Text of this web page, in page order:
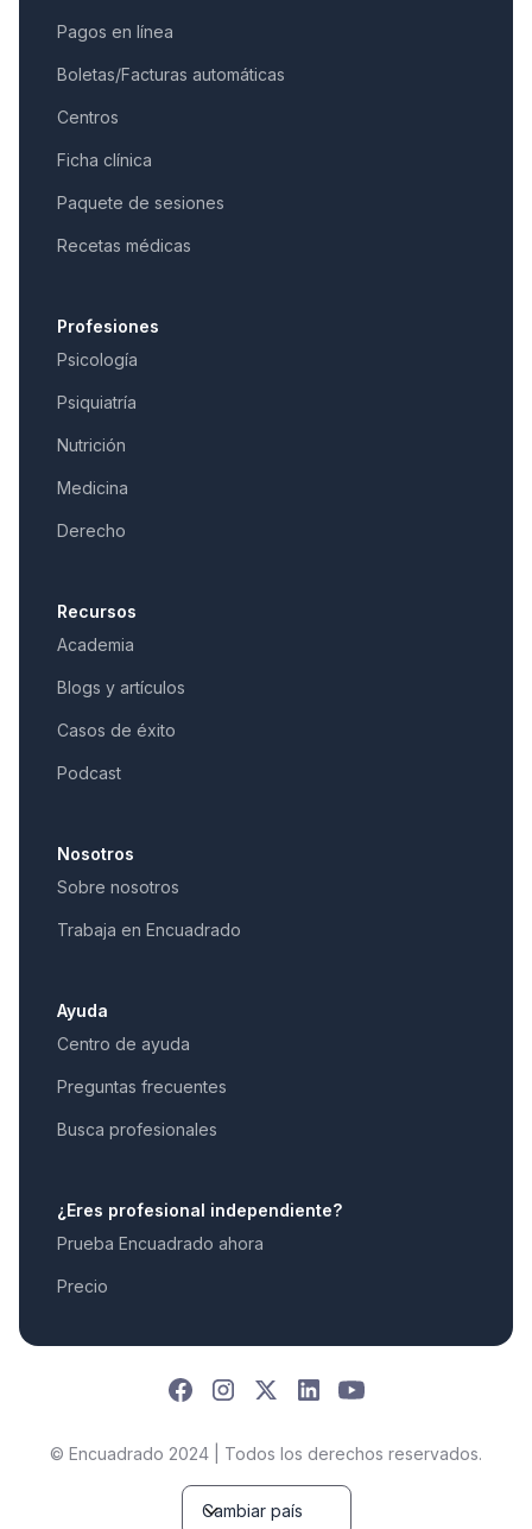
Pagos en línea
Boletas/Facturas automáticas
Centros
Ficha clínica
Paquete de sesiones
Recetas médicas
Profesiones
Psicología
Psiquiatría
Nutrición
Medicina
Derecho
Recursos
Academia
Blogs y artículos
Casos de éxito
Podcast
Nosotros
Sobre nosotros
Trabaja en Encuadrado
Ayuda
Centro de ayuda
Preguntas frecuentes
Busca profesionales
¿Eres profesional independiente?
Prueba Encuadrado ahora
Precio
Cambiar país
© Encuadrado 2024 | Todos los derechos reservados.